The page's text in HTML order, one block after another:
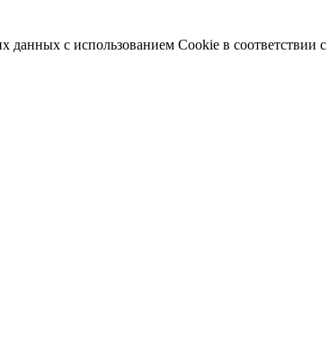
данных с использованием Cookie в соответствии с